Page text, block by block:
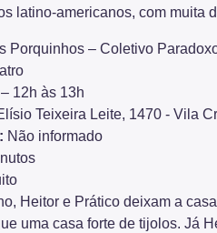
latino-americanos, com muita
Porquinhos – Coletivo
12h às 13h
Teixeira Leite, 1470 - Vila
Não informado
Heitor e Prático deixam a
uma casa forte de tijolos. Já